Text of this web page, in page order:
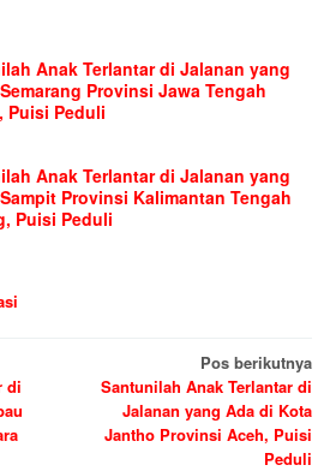
Anak Terlantar di Jalanan yang
Provinsi Jawa Tengah
Puisi Peduli
Anak Terlantar di Jalanan yang
Provinsi Kalimantan Tengah
Puisi Peduli
di
Pos berikutnya
Santunilah Anak Terlantar di
Jalanan yang Ada di Kota
Jantho Provinsi Aceh, Puisi
Peduli